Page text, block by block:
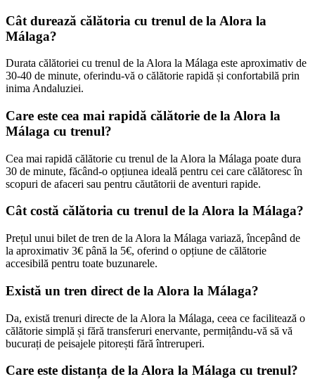
Cât durează călătoria cu trenul de la Alora la
Málaga?
Durata călătoriei cu trenul de la Alora la Málaga este aproximativ de
30-40 de minute, oferindu-vă o călătorie rapidă și confortabilă prin
inima Andaluziei.
Care este cea mai rapidă călătorie de la Alora la
Málaga cu trenul?
Cea mai rapidă călătorie cu trenul de la Alora la Málaga poate dura
30 de minute, făcând-o opțiunea ideală pentru cei care călătoresc în
scopuri de afaceri sau pentru căutătorii de aventuri rapide.
Cât costă călătoria cu trenul de la Alora la Málaga?
Prețul unui bilet de tren de la Alora la Málaga variază, începând de
la aproximativ 3€ până la 5€, oferind o opțiune de călătorie
accesibilă pentru toate buzunarele.
Există un tren direct de la Alora la Málaga?
Da, există trenuri directe de la Alora la Málaga, ceea ce facilitează o
călătorie simplă și fără transferuri enervante, permițându-vă să vă
bucurați de peisajele pitorești fără întreruperi.
Care este distanța de la Alora la Málaga cu trenul?